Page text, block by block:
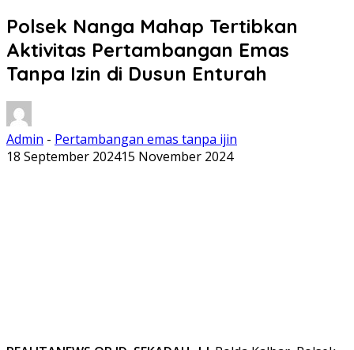
Polsek Nanga Mahap Tertibkan
Aktivitas Pertambangan Emas
Tanpa Izin di Dusun Enturah
Admin - Pertambangan emas tanpa ijin
18 September 202415 November 2024